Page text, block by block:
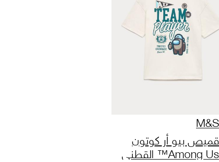
M&S
قميص بيو أر كوتون
Among Us™ القطني